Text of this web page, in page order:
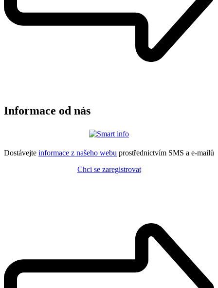
Informace od nás
Dostávejte informace z našeho webu prostřednictvím SMS a e-mailů
Chci se zaregistrovat